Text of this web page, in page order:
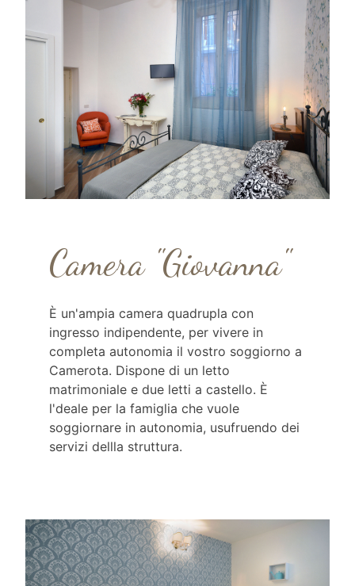
Camera "Giovanna"
È un'ampia camera quadrupla con
ingresso indipendente, per vivere in
completa autonomia il vostro soggiorno a
Camerota. Dispone di un letto
matrimoniale e due letti a castello. È
l'deale per la famiglia che vuole
soggiornare in autonomia, usufruendo dei
servizi dellla struttura.